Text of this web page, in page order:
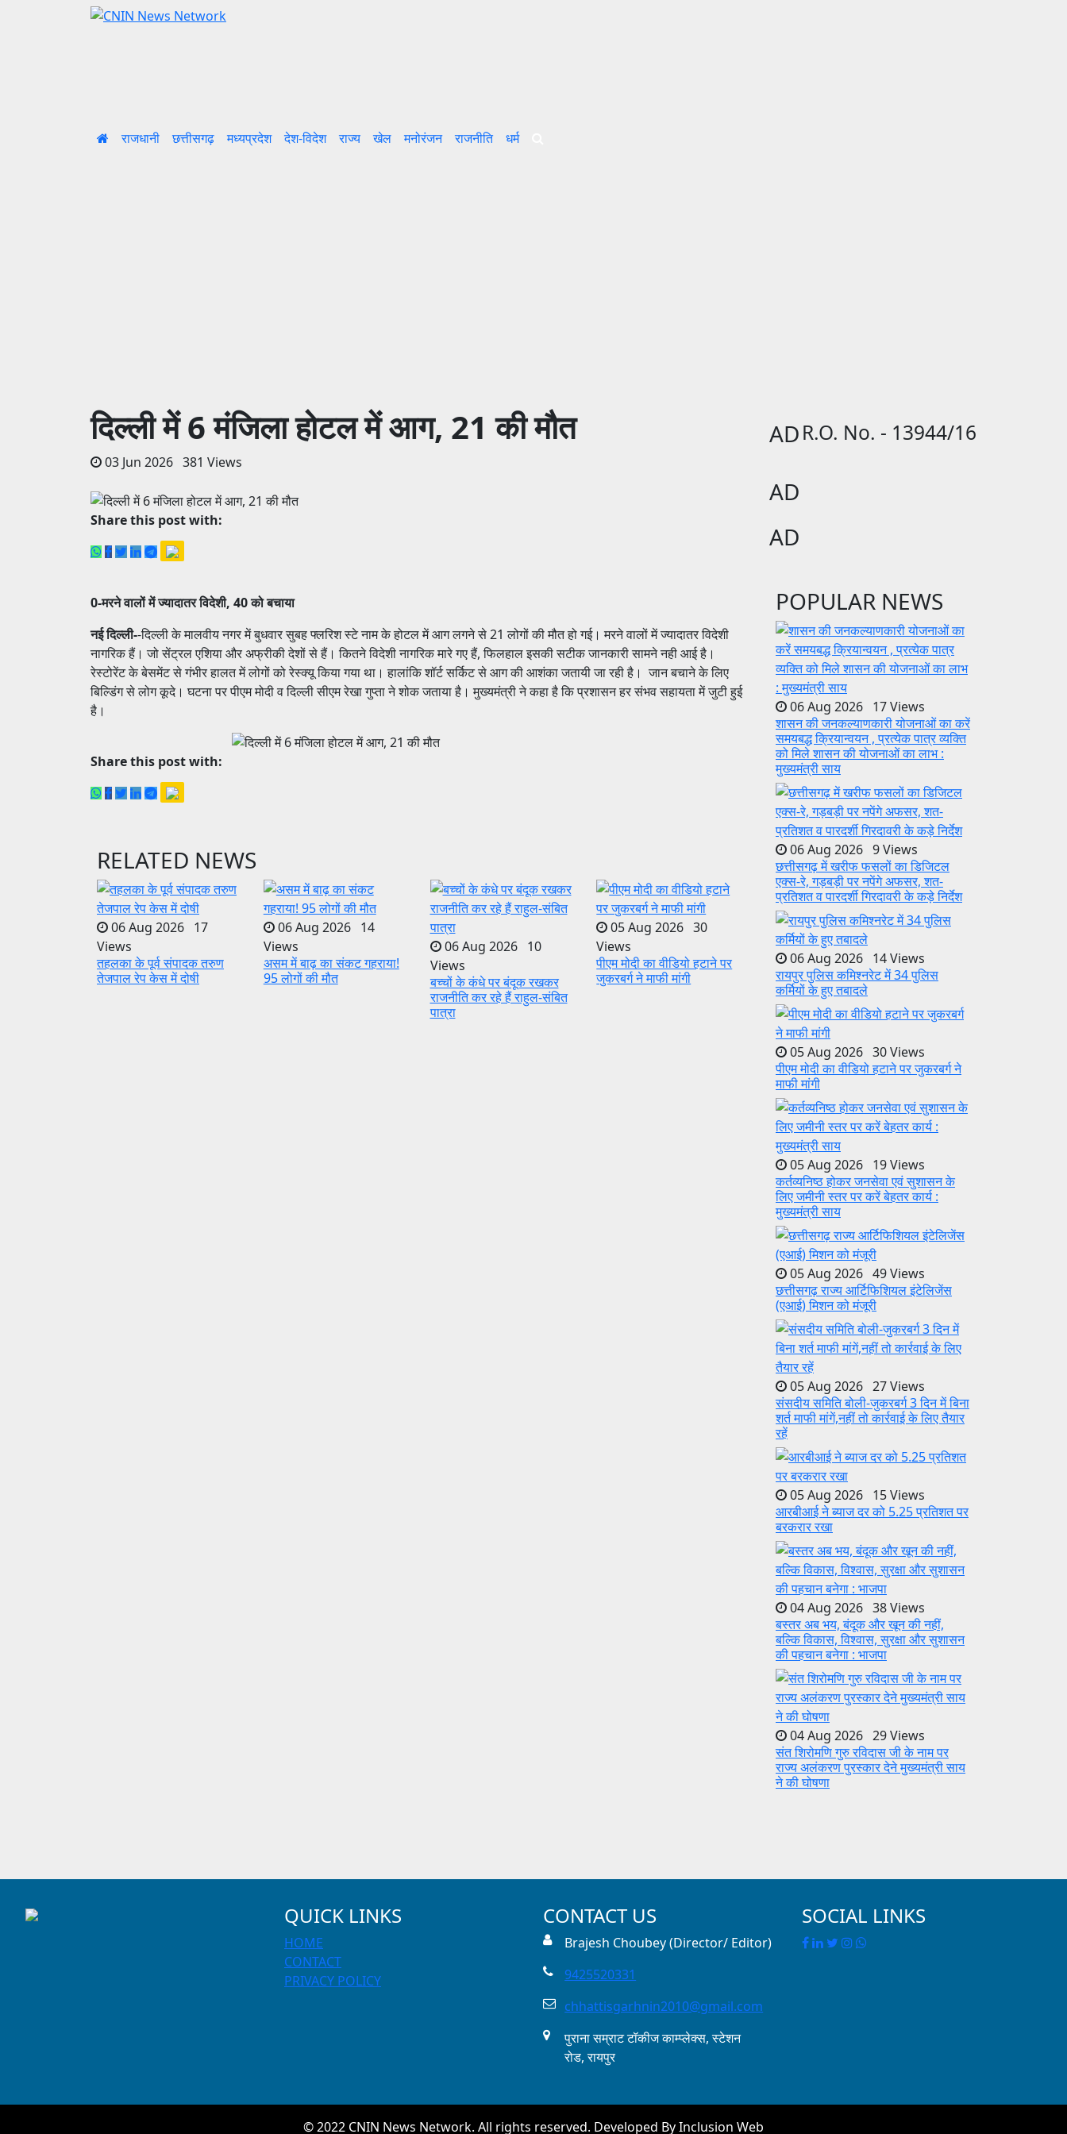
राजधानी छत्तीसगढ़ मध्यप्रदेश देश-विदेश राज्य खेल मनोरंजन राजनीति धर्म
दिल्ली में 6 मंजिला होटल में आग, 21 की मौत
03 Jun 2026 381 Views
Share this post with:
0-मरने वालों में ज्यादातर विदेशी, 40 को बचाया
नई दिल्ली--दिल्ली के मालवीय नगर में बुधवार सुबह फ्लरिश स्टे नाम के होटल में आग लगने से 21 लोगों की मौत हो गई। मरने वालों में ज्यादातर विदेशी
नागरिक हैं। जो सेंट्रल एशिया और अफ्रीकी देशों से हैं। कितने विदेशी नागरिक मारे गए हैं, फिलहाल इसकी सटीक जानकारी सामने नही आई है।
रेस्टोरेंट के बेसमेंट से गंभीर हालत में लोगों को रेस्क्यू किया गया था। हालांकि शॉर्ट सर्किट से आग की आशंका जतायी जा रही है। जान बचाने के लिए
बिल्डिंग से लोग कूदे। घटना पर पीएम मोदी व दिल्ली सीएम रेखा गुप्ता ने शोक जताया है। मुख्यमंत्री ने कहा है कि प्रशासन हर संभव सहायता में जुटी हुई
है।
Share this post with:
RELATED NEWS
06 Aug 2026 17
Views
तहलका के पूर्व संपादक तरुण
तेजपाल रेप केस में दोषी
06 Aug 2026 14
Views
असम में बाढ़ का संकट गहराया!
95 लोगों की मौत
06 Aug 2026 10
Views
बच्चों के कंधे पर बंदूक रखकर
राजनीति कर रहे हैं राहुल-संबित
पात्रा
05 Aug 2026 30
Views
पीएम मोदी का वीडियो हटाने पर
जुकरबर्ग ने माफी मांगी
ADR.O. No. - 13944/16
AD
AD
POPULAR NEWS
06 Aug 2026 17 Views
शासन की जनकल्याणकारी योजनाओं का करें
समयबद्ध क्रियान्वयन , प्रत्येक पात्र व्यक्ति
को मिले शासन की योजनाओं का लाभ :
मुख्यमंत्री साय
06 Aug 2026 9 Views
छत्तीसगढ़ में खरीफ फसलों का डिजिटल
एक्स-रे, गड़बड़ी पर नपेंगे अफसर, शत-
प्रतिशत व पारदर्शी गिरदावरी के कड़े निर्देश
06 Aug 2026 14 Views
रायपुर पुलिस कमिश्नरेट में 34 पुलिस
कर्मियों के हुए तबादले
05 Aug 2026 30 Views
पीएम मोदी का वीडियो हटाने पर जुकरबर्ग ने
माफी मांगी
05 Aug 2026 19 Views
कर्तव्यनिष्ठ होकर जनसेवा एवं सुशासन के
लिए जमीनी स्तर पर करें बेहतर कार्य :
मुख्यमंत्री साय
05 Aug 2026 49 Views
छत्तीसगढ़ राज्य आर्टिफिशियल इंटेलिजेंस
(एआई) मिशन को मंजूरी
05 Aug 2026 27 Views
संसदीय समिति बोली-जुकरबर्ग 3 दिन में बिना
शर्त माफी मांगें,नहीं तो कार्रवाई के लिए तैयार
रहें
05 Aug 2026 15 Views
आरबीआई ने ब्याज दर को 5.25 प्रतिशत पर
बरकरार रखा
04 Aug 2026 38 Views
बस्तर अब भय, बंदूक और खून की नहीं,
बल्कि विकास, विश्वास, सुरक्षा और सुशासन
की पहचान बनेगा : भाजपा
04 Aug 2026 29 Views
संत शिरोमणि गुरु रविदास जी के नाम पर
राज्य अलंकरण पुरस्कार देने मुख्यमंत्री साय
ने की घोषणा
QUICK LINKS
HOME
CONTACT
PRIVACY POLICY
CONTACT US
Brajesh Choubey (Director/ Editor)
9425520331
chhattisgarhnin2010@gmail.com
पुराना सम्राट टॉकीज काम्प्लेक्स, स्टेशन
रोड, रायपुर
SOCIAL LINKS
© 2022 CNIN News Network. All rights reserved. Developed ByInclusion Web